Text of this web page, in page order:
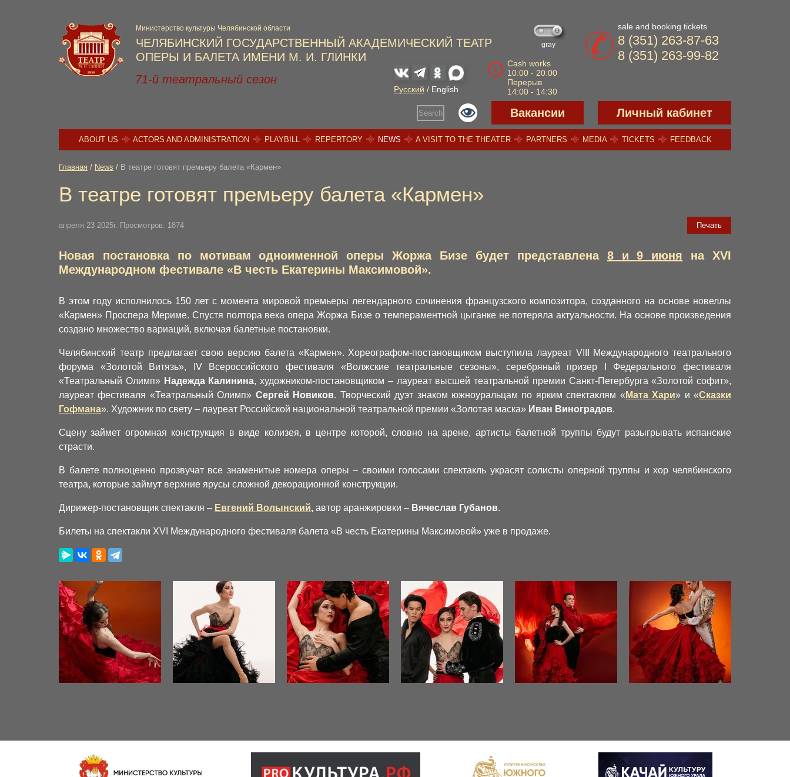
ЧЕЛЯБИНСКИЙ ГОСУДАРСТВЕННЫЙ АКАДЕМИЧЕСКИЙ ТЕАТР
ОПЕРЫ И БАЛЕТА ИМЕНИ М. И. ГЛИНКИ
Министерство культуры Челябинской области
gray
Cash works
10:00 - 20:00
Перерыв
14:00 - 14:30
Русский / English
sale and booking tickets
8 (351) 263-87-63
8 (351) 263-99-82
71-й театральный сезон
Search Вакансии Личный кабинет
ABOUT US ACTORS AND ADMINISTRATION PLAYBILL REPERTORY NEWS A VISIT TO THE THEATER PARTNERS MEDIA TICKETS FEEDBACK
Главная / News / В театре готовят премьеру балета «Кармен»
В театре готовят премьеру балета «Кармен»
Печать
апреля 23 2025г. Просмотров: 1874
Новая постановка по мотивам одноименной оперы Жоржа Бизе будет представлена 8 и 9 июня на XVI
Международном фестивале «В честь Екатерины Максимовой».
В этом году исполнилось 150 лет с момента мировой премьеры легендарного сочинения французского композитора, созданного на основе новеллы
«Кармен» Проспера Мериме. Спустя полтора века опера Жоржа Бизе о темпераментной цыганке не потеряла актуальности. На основе произведения
создано множество вариаций, включая балетные постановки.
Челябинский театр предлагает свою версию балета «Кармен». Хореографом-постановщиком выступила лауреат VIII Международного театрального
форума «Золотой Витязь», IV Всероссийского фестиваля «Волжские театральные сезоны», серебряный призер I Федерального фестиваля
«Театральный Олимп» Надежда Калинина, художником-постановщиком – лауреат высшей театральной премии Санкт-Петербурга «Золотой софит»,
лауреат фестиваля «Театральный Олимп» Сергей Новиков. Творческий дуэт знаком южноуральцам по ярким спектаклям « Мата Хари» и «Сказки
Гофмана». Художник по свету – лауреат Российской национальной театральной премии «Золотая маска» Иван Виноградов.
Сцену займет огромная конструкция в виде колизея, в центре которой, словно на арене, артисты балетной труппы будут разыгрывать испанские
страсти.
В балете полноценно прозвучат все знаменитые номера оперы – своими голосами спектакль украсят солисты оперной труппы и хор челябинского
театра, которые займут верхние ярусы сложной декорационной конструкции.
Дирижер-постановщик спектакля – Евгений Волынский, автор аранжировки – Вячеслав Губанов.
Билеты на спектакли XVI Международного фестиваля балета «В честь Екатерины Максимовой» уже в продаже.